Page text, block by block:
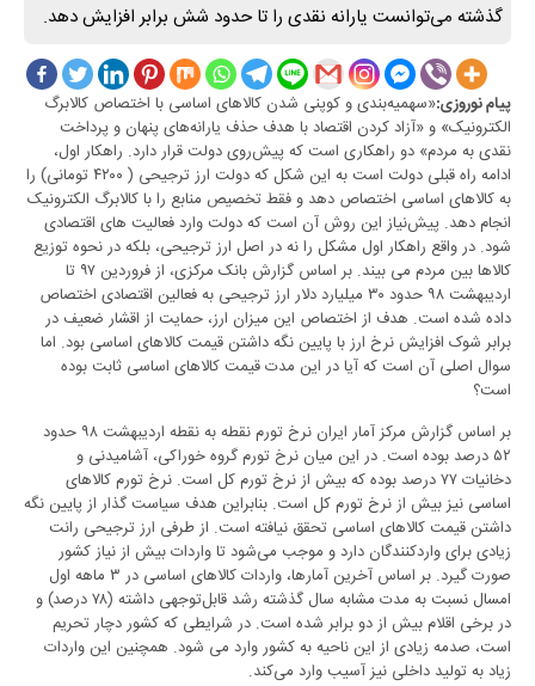
گذشته می‌توانست یارانه نقدی را تا حدود شش برابر افزایش دهد.
پیام نوروزی:«سهمیه‌بندی و کوپنی شدن کالاهای اساسی با اختصاص کالابرگ
الکترونیک» و «آزاد کردن اقتصاد با هدف حذف یارانه‌های پنهان و پرداخت
نقدی به مردم» دو راهکاری است که پیش‌روی دولت قرار دارد. راهکار اول،
ادامه راه قبلی دولت است به این شکل که دولت ارز ترجیحی ( ۴۲۰۰ تومانی) را
به کالاهای اساسی اختصاص دهد و فقط تخصیص منابع را با کالابرگ الکترونیک
انجام دهد. پیش‌نیاز این روش آن است که دولت وارد فعالیت­ های اقتصادی
شود. در واقع راهکار اول مشکل را نه در اصل ارز ترجیحی، بلکه در نحوه توزیع
کالاها بین مردم می ­بیند. بر اساس گزارش بانک­ مرکزی، از فروردین ۹۷ تا
اردیبهشت ۹۸ حدود ۳۰ میلیارد دلار ارز ترجیحی به فعالین اقتصادی اختصاص
داده شده است. هدف از اختصاص این میزان ارز، حمایت از اقشار ضعیف در
برابر شوک افزایش نرخ ارز با پایین نگه داشتن قیمت کالاهای اساسی بود. اما
سوال اصلی آن است که آیا در این مدت قیمت کالاهای اساسی ثابت بوده
است؟
بر اساس گزارش مرکز آمار ایران نرخ تورم نقطه به نقطه اردیبهشت ۹۸ حدود
۵۲ درصد بوده است. در این میان نرخ تورم گروه خوراکی، آشامیدنی و
دخانیات ۷۷ درصد بوده که بیش از نرخ تورم کل است. نرخ تورم کالاهای
اساسی نیز بیش از نرخ تورم کل است. بنابراین هدف سیاست گذار از پایین نگه
داشتن قیمت کالاهای اساسی تحقق نیافته است. از طرفی ارز ترجیحی رانت
زیادی برای واردکنندگان دارد و موجب می‌شود تا واردات بیش از نیاز کشور
صورت گیرد. بر اساس آخرین آمارها، واردات کالاهای اساسی در ۳ ماهه اول
امسال نسبت به مدت مشابه سال گذشته رشد قابل‌توجهی داشته (۷۸ درصد) و
در برخی اقلام بیش از دو برابر شده است. در شرایطی که کشور دچار تحریم
است، صدمه زیادی از این ناحیه به کشور وارد می­ شود. همچنین این واردات
زیاد به تولید داخلی نیز آسیب وارد می‌کند.